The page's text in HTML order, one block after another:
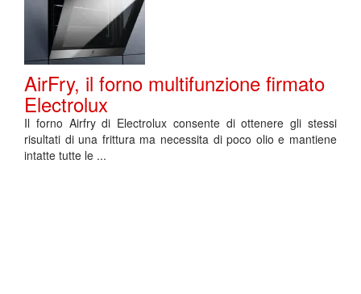
AirFry, il forno multifunzione firmato
Electrolux
Il forno Airfry di Electrolux consente di ottenere gli stessi
risultati di una frittura ma necessita di poco olio e mantiene
intatte tutte le ...